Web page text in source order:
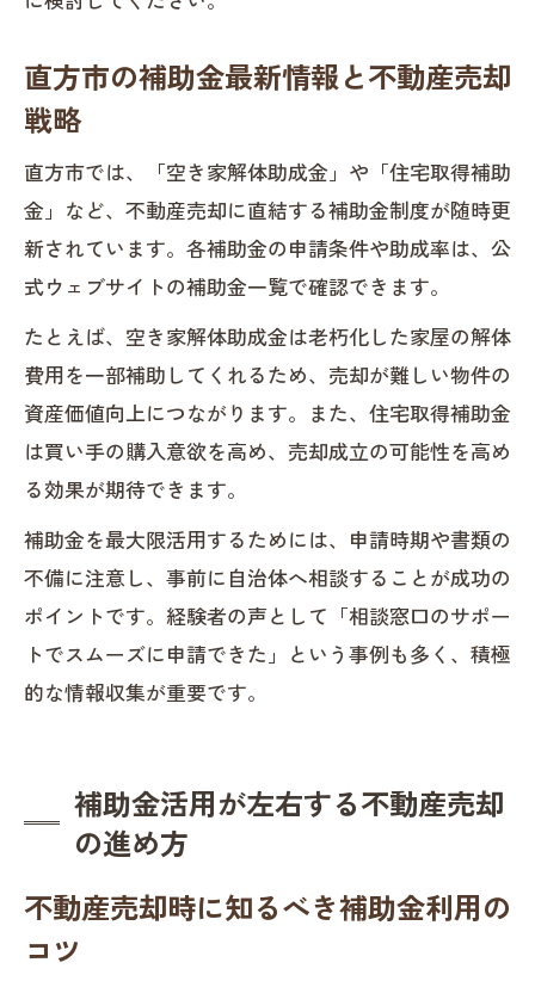
直方市の補助金最新情報と不動産売却
戦略
直方市では、「空き家解体助成金」や「住宅取得補助
金」など、不動産売却に直結する補助金制度が随時更
新されています。各補助金の申請条件や助成率は、公
式ウェブサイトの補助金一覧で確認できます。
たとえば、空き家解体助成金は老朽化した家屋の解体
費用を一部補助してくれるため、売却が難しい物件の
資産価値向上につながります。また、住宅取得補助金
は買い手の購入意欲を高め、売却成立の可能性を高め
る効果が期待できます。
補助金を最大限活用するためには、申請時期や書類の
不備に注意し、事前に自治体へ相談することが成功の
ポイントです。経験者の声として「相談窓口のサポー
トでスムーズに申請できた」という事例も多く、積極
的な情報収集が重要です。
補助金活用が左右する不動産売却
の進め方
不動産売却時に知るべき補助金利用の
コツ